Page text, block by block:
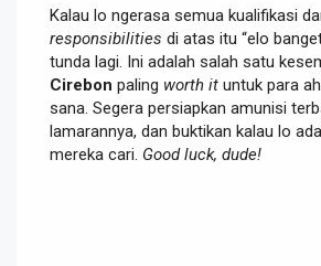
Kalau lo ngerasa semua kualifikasi
responsibilities di atas itu “elo
tunda lagi. Ini adalah salah satu
Cirebon paling worth it untuk para
sana. Segera persiapkan amunisi
lamarannya, dan buktikan kalau lo
mereka cari. Good luck, dude!